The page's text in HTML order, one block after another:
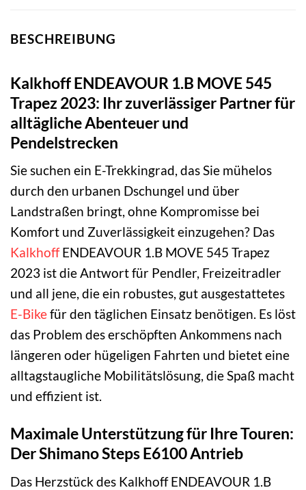
BESCHREIBUNG
Kalkhoff ENDEAVOUR 1.B MOVE 545
Trapez 2023: Ihr zuverlässiger Partner für
alltägliche Abenteuer und
Pendelstrecken
Sie suchen ein E-Trekkingrad, das Sie mühelos
durch den urbanen Dschungel und über
Landstraßen bringt, ohne Kompromisse bei
Komfort und Zuverlässigkeit einzugehen? Das
KalkhoffENDEAVOUR 1.B MOVE 545 Trapez
2023 ist die Antwort für Pendler, Freizeitradler
und all jene, die ein robustes, gut ausgestattetes
E-Bikefür den täglichen Einsatz benötigen. Es löst
das Problem des erschöpften Ankommens nach
längeren oder hügeligen Fahrten und bietet eine
alltagstaugliche Mobilitätslösung, die Spaß macht
und effizient ist.
Maximale Unterstützung für Ihre Touren:
Der Shimano Steps E6100 Antrieb
Das Herzstück des Kalkhoff ENDEAVOUR 1.B